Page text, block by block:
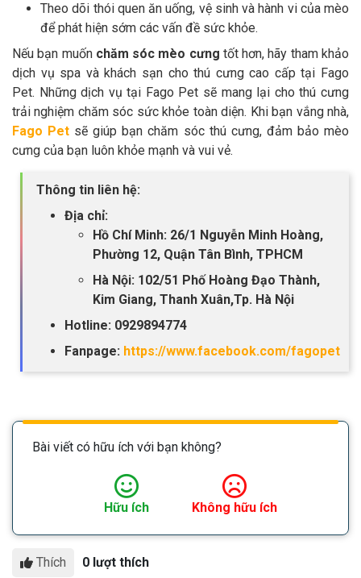
Theo dõi thói quen ăn uống, vệ sinh và hành vi của mèo
để phát hiện sớm các vấn đề sức khỏe.
Nếu bạn muốn chăm sóc mèo cưng tốt hơn, hãy tham khảo
dịch vụ spa và khách sạn cho thú cưng cao cấp tại Fago
Pet. Những dịch vụ tại Fago Pet sẽ mang lại cho thú cưng
trải nghiệm chăm sóc sức khỏe toàn diện. Khi bạn vắng nhà,
Fago Pet sẽ giúp bạn chăm sóc thú cưng, đảm bảo mèo
cưng của bạn luôn khỏe mạnh và vui vẻ.
Thông tin liên hệ:
Địa chỉ:
Hồ Chí Minh: 26/1 Nguyễn Minh Hoàng,
Phường 12, Quận Tân Bình, TPHCM
Hà Nội: 102/51 Phố Hoàng Đạo Thành,
Kim Giang, Thanh Xuân,Tp. Hà Nội
Hotline: 0929894774
Fanpage: https://www.facebook.com/fagopet
Bài viết có hữu ích với bạn không?
Hữu ích Không hữu ích
Thích 0 lượt thích